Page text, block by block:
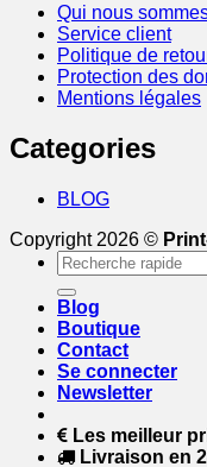
Qui nous
Service client
Politique de
Protection des
Mentions légales
Categories
BLOG
Copyright 2026 ©
Recherche
pour :
Blog
Boutique
Contact
Se connecter
Newsletter
Les meilleur
Livraison en